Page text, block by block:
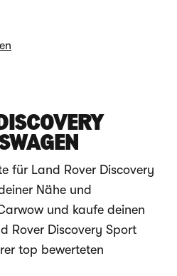
für Land Rover Discovery
Nähe und
und kaufe deinen
Rover Discovery Sport
top bewerteten